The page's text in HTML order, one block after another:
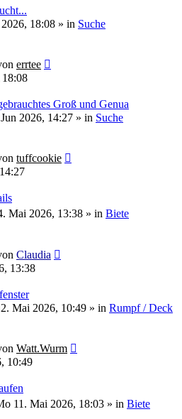
18:08 » in Suche
errtee
Groß und Genua
2026, 14:27 » in Suche
tuffcookie
Mai 2026, 13:38 » in Biete
Claudia
13:38
Mai 2026, 10:49 » in Rumpf / Deck
Watt.Wurm
10:49
11. Mai 2026, 18:03 » in Biete